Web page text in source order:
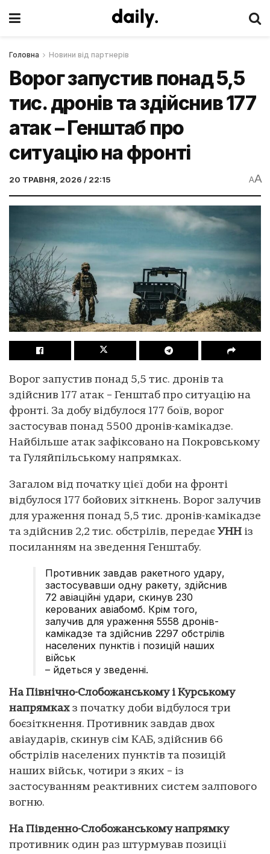
Головна Новини від партнерів
Ворог запустив понад 5,5
тис. дронів та здійснив 177
атак – Генштаб про
ситуацію на фронті
20 ТРАВНЯ, 2026 / 22:15 AA
Ворог запустив понад 5,5 тис. дронів та
здійснив 177 атак – Генштаб про ситуацію на
фронті. За добу відбулося 177 боїв, ворог
застосував понад 5500 дронів-камікадзе.
Найбільше атак зафіксовано на Покровському
та Гуляйпільському напрямках.
Загалом від початку цієї доби на фронті
відбулося 177 бойових зіткнень. Ворог залучив
для ураження понад 5,5 тис. дронів-камікадзе
та здійснив 2,2 тис. обстрілів, передає УНН із
посиланням на зведення Генштабу.
Противник завдав ракетного удару,
застосувавши одну ракету, здійснив
72 авіаційні удари, скинув 230
керованих авіабомб. Крім того,
залучив для ураження 5558 дронів-
камікадзе та здійснив 2297 обстрілів
населених пунктів і позицій наших
військ
– йдеться у зведенні.
На Північно-Слобожанському і Курському
напрямках з початку доби відбулося три
боєзіткнення. Противник завдав двох
авіаударів, скинув сім КАБ, здійснив 66
обстрілів населених пунктів та позицій
наших військ, чотири з яких – із
застосуванням реактивних систем залпового
вогню.
На Південно-Слобожанському напрямку
противник один раз штурмував позиції